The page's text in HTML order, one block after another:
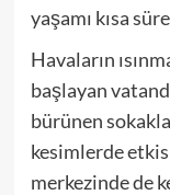
yaşamı kısa
Havaların
başlayan
bürünen
kesimlerde
merkezinde de